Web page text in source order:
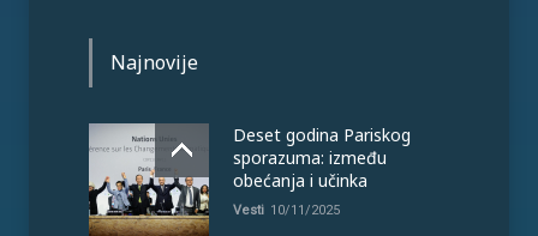
Najnovije
Deset godina Pariskog
sporazuma: između
obećanja i učinka
Vesti 10/11/2025